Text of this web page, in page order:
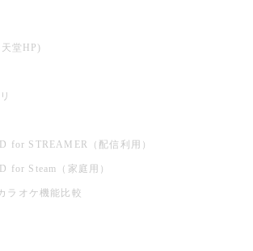
堂HP)
for STREAMER（配信利用）
for Steam（家庭用）
ラオケ機能比較